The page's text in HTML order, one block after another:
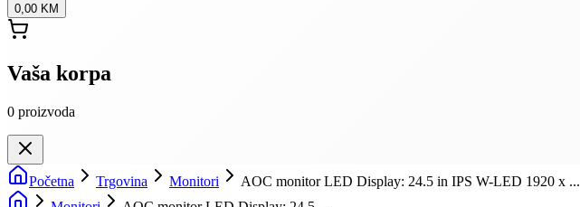
0,00 KM
Vaša korpa
0 proizvoda
Početna Trgovina Monitori
AOC monitor LED Display: 24.5 in IPS W-LED 1920 x ...